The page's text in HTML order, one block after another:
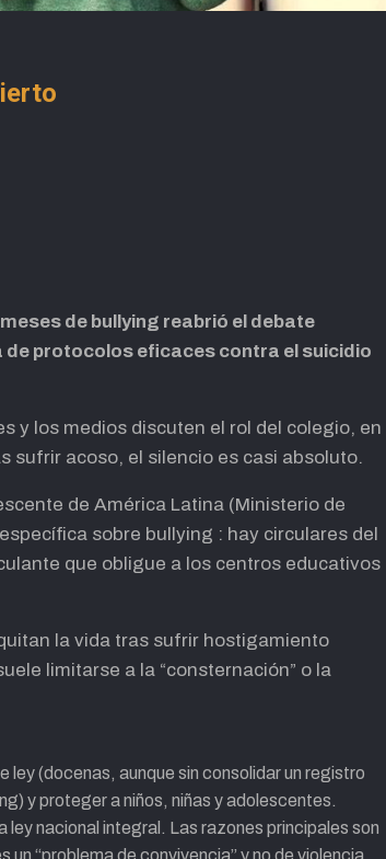
de bullying reabrió el debate
protocolos eficaces contra el suicidio
y los medios discuten el rol del colegio, en
sufrir acoso, el silencio es casi absoluto.
de América Latina (Ministerio de
sobre bullying : hay circulares del
que obligue a los centros educativos
la vida tras sufrir hostigamiento
limitarse a la “consternación” o la
(docenas, aunque sin consolidar un registro
y proteger a niños, niñas y adolescentes.
nacional integral. Las razones principales son
“problema de convivencia” y no de violencia